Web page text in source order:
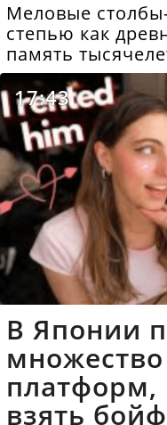
Меловые
степью как
память
17:43
В Японии
взять